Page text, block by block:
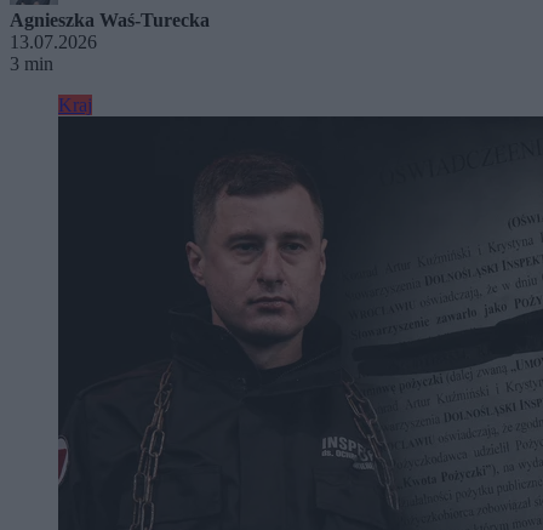
Agnieszka Waś-Turecka
13.07.2026
3 min
Kraj